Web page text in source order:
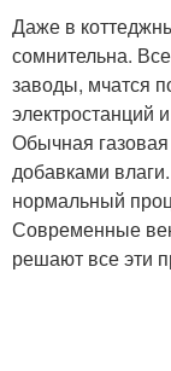
Даже в
сомнительна.
заводы, мчатся
электростанций
Обычная
добавками
нормальный
Современные
решают все эти